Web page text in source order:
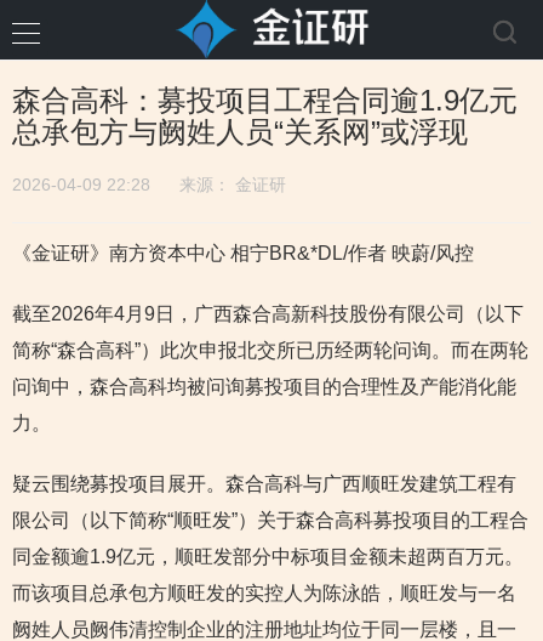
森合高科：募投项目工程合同逾1.9亿元
总承包方与阙姓人员“关系网”或浮现
2026-04-09 22:28 来源： 金证研
《金证研》南方资本中心 相宁BR&*DL/作者 映蔚/风控
截至2026年4月9日，广西森合高新科技股份有限公司（以下
简称“森合高科”）此次申报北交所已历经两轮问询。而在两轮
问询中，森合高科均被问询募投项目的合理性及产能消化能
力。
疑云围绕募投项目展开。森合高科与广西顺旺发建筑工程有
限公司（以下简称“顺旺发”）关于森合高科募投项目的工程合
同金额逾1.9亿元，顺旺发部分中标项目金额未超两百万元。
而该项目总承包方顺旺发的实控人为陈泳皓，顺旺发与一名
阙姓人员阙伟清控制企业的注册地址均位于同一层楼，且一